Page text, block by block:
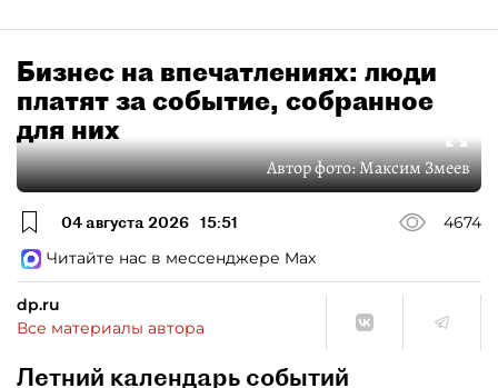
Бизнес на впечатлениях: люди
платят за событие, собранное
для них
Автор фото:Максим Змеев
04 августа 2026 15:51
4674
Читайте нас в мессенджере Max
dp.ru
Все материалы автора
Летний календарь событий